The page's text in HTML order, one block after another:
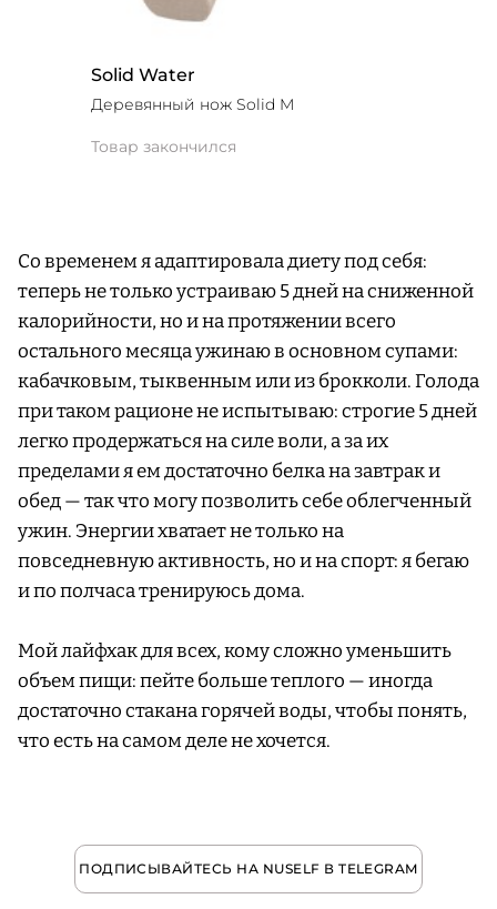
Solid Water
Деревянный нож Solid M
Товар закончился
Со временем я адаптировала диету под себя:
теперь не только устраиваю 5 дней на сниженной
калорийности, но и на протяжении всего
остального месяца ужинаю в основном супами:
кабачковым, тыквенным или из брокколи. Голода
при таком рационе не испытываю: строгие 5 дней
легко продержаться на силе воли, а за их
пределами я ем достаточно белка на завтрак и
обед — так что могу позволить себе облегченный
ужин. Энергии хватает не только на
повседневную активность, но и на спорт: я бегаю
и по полчаса тренируюсь дома.
Мой лайфхак для всех, кому сложно уменьшить
объем пищи: пейте больше теплого — иногда
достаточно стакана горячей воды, чтобы понять,
что есть на самом деле не хочется.
ПОДПИСЫВАЙТЕСЬ НА NUSELF В TELEGRAM